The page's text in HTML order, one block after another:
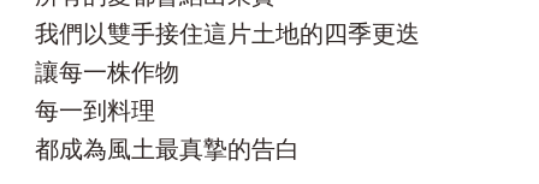
我們以雙手接住這片土地的四季更迭
讓每一株作物
每一到料理
​都成為風土最真摯的告白